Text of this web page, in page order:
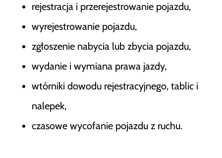
rejestracja i przerejestrowanie pojazdu,
wyrejestrowanie pojazdu,
zgłoszenie nabycia lub zbycia pojazdu,
wydanie i wymiana prawa jazdy,
wtórniki dowodu rejestracyjnego, tablic i
nalepek,
czasowe wycofanie pojazdu z ruchu.